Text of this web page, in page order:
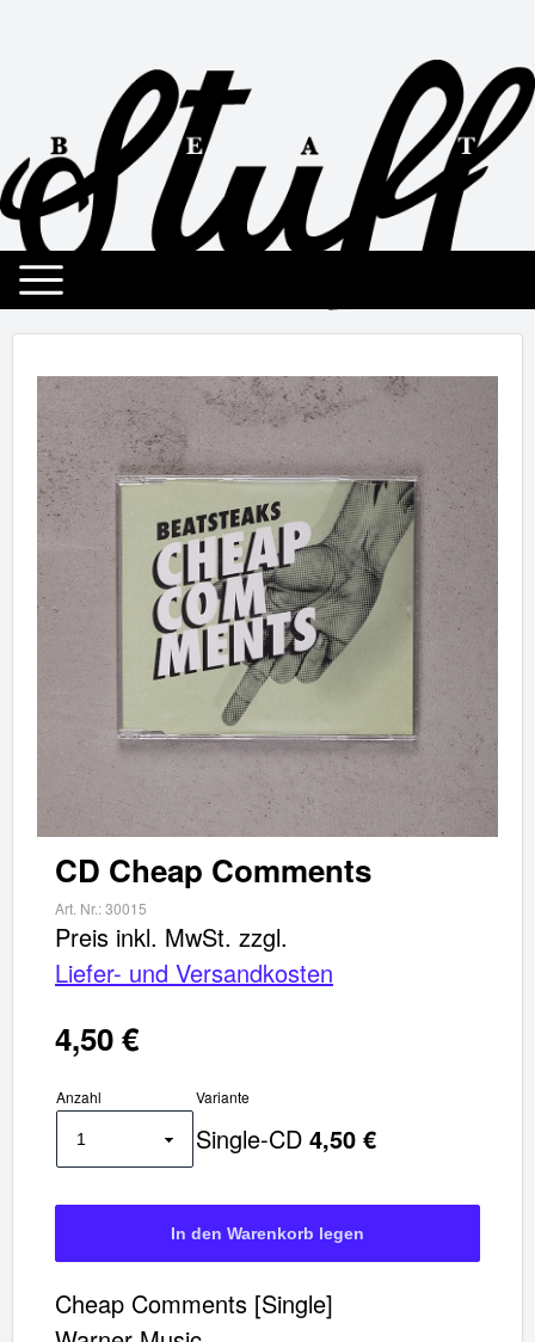
CD Cheap Comments
Art. Nr.:30015
Preis inkl. MwSt. zzgl.
Liefer- und Versandkosten
4,50 €
Anzahl Variante
Single-CD 4,50 €
Cheap Comments [Single]
Weiter einkaufen✖
Artikel hinzugefügt
Dein Warenkorb ist für Sekunden reserviert.
Artikel im Warenkorb